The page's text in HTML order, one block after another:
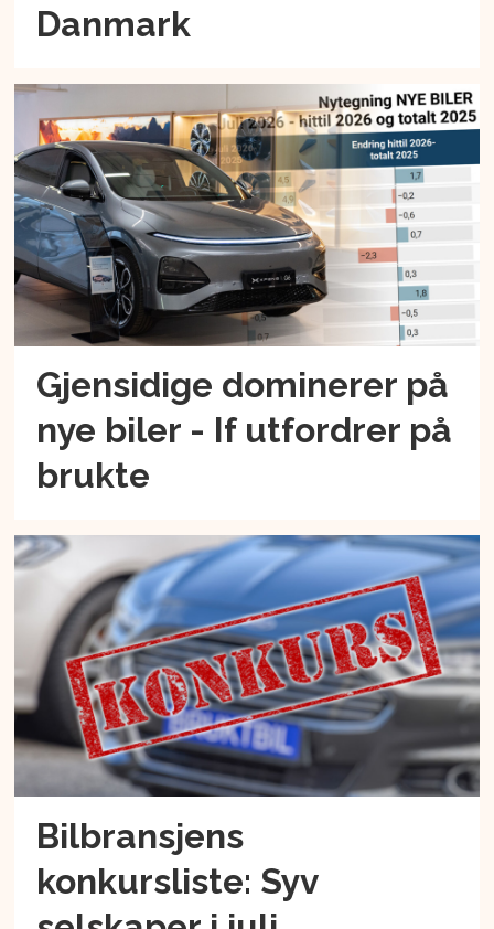
Danmark
Gjensidige dominerer på
nye biler - If utfordrer på
brukte
Bilbransjens
konkursliste: Syv